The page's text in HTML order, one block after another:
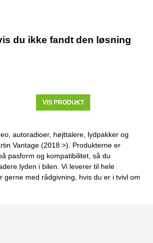
du ikke fandt den løsning
VIS PRODUKT
autoradioer, højttalere, lydpakker og
Vantage (2018 >). Produkterne er
pasform og kompatibilitet, så du
lyden i bilen. Vi leverer til hele
gerne med rådgivning, hvis du er i tvivl om